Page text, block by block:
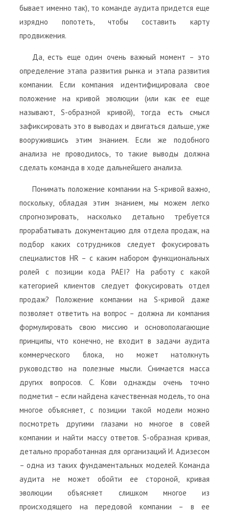
бывает именно так), то команде аудита придется еще
изрядно попотеть, чтобы составить карту
продвижения.
Да, есть еще один очень важный момент – это
определение этапа развития рынка и этапа развития
компании. Если компания идентифицировала свое
положение на кривой эволюции (или как ее еще
называют, S-образной кривой), тогда есть смысл
зафиксировать это в выводах и двигаться дальше, уже
вооружившись этим знанием. Если же подобного
анализа не проводилось, то такие выводы должна
сделать команда в ходе дальнейшего анализа.
Понимать положение компании на S-кривой важно,
поскольку, обладая этим знанием, мы можем легко
спрогнозировать, насколько детально требуется
прорабатывать документацию для отдела продаж, на
подбор каких сотрудников следует фокусировать
специалистов HR – с каким набором функциональных
ролей с позиции кода PAEI? На работу с какой
категорией клиентов следует фокусировать отдел
продаж? Положение компании на S-кривой даже
позволяет ответить на вопрос – должна ли компания
формулировать свою миссию и основополагающие
принципы, что конечно, не входит в задачи аудита
коммерческого блока, но может натолкнуть
руководство на полезные мысли. Снимается масса
других вопросов. С. Кови однажды очень точно
подметил – если найдена качественная модель, то она
многое объясняет, с позиции такой модели можно
посмотреть другими глазами но многое в совей
компании и найти массу ответов. S-образная кривая,
детально проработанная для организаций И. Адизесом
– одна из таких фундаментальных моделей. Команда
аудита не может обойти ее стороной, кривая
эволюции объясняет слишком многое из
происходящего на передовой компании – в ее